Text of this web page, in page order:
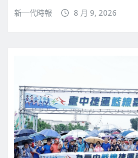
新一代時報 8 月 9, 2026